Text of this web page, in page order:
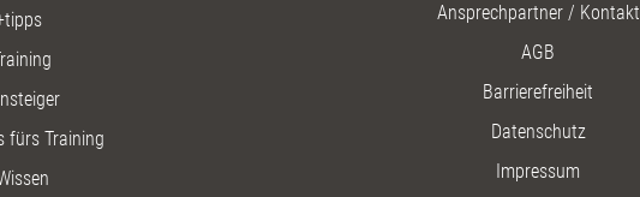
fürs Training
Ansprechpartner / Kontakt
AGB
Barrierefreiheit
Datenschutz
Impressum